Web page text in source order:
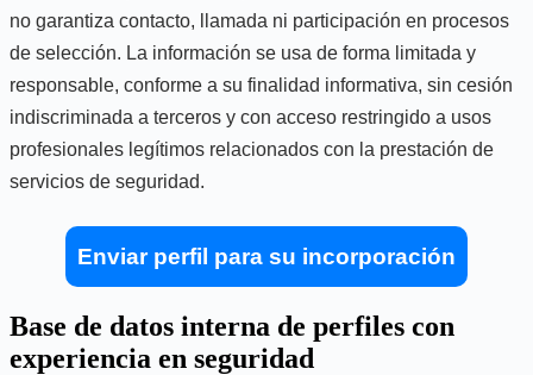
no garantiza contacto, llamada ni participación en procesos
de selección. La información se usa de forma limitada y
responsable, conforme a su finalidad informativa, sin cesión
indiscriminada a terceros y con acceso restringido a usos
profesionales legítimos relacionados con la prestación de
servicios de seguridad.
Enviar perfil para su incorporación
Base de datos interna de perfiles con
experiencia en seguridad